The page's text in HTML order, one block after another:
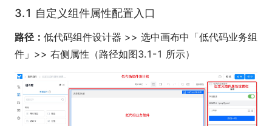
3.1 自定义组件属性配置入口
路径： 低代码组件设计器 >> 选中画布中「低代码业务组
件」>> 右侧属性（路径如图3.1-1 所示）